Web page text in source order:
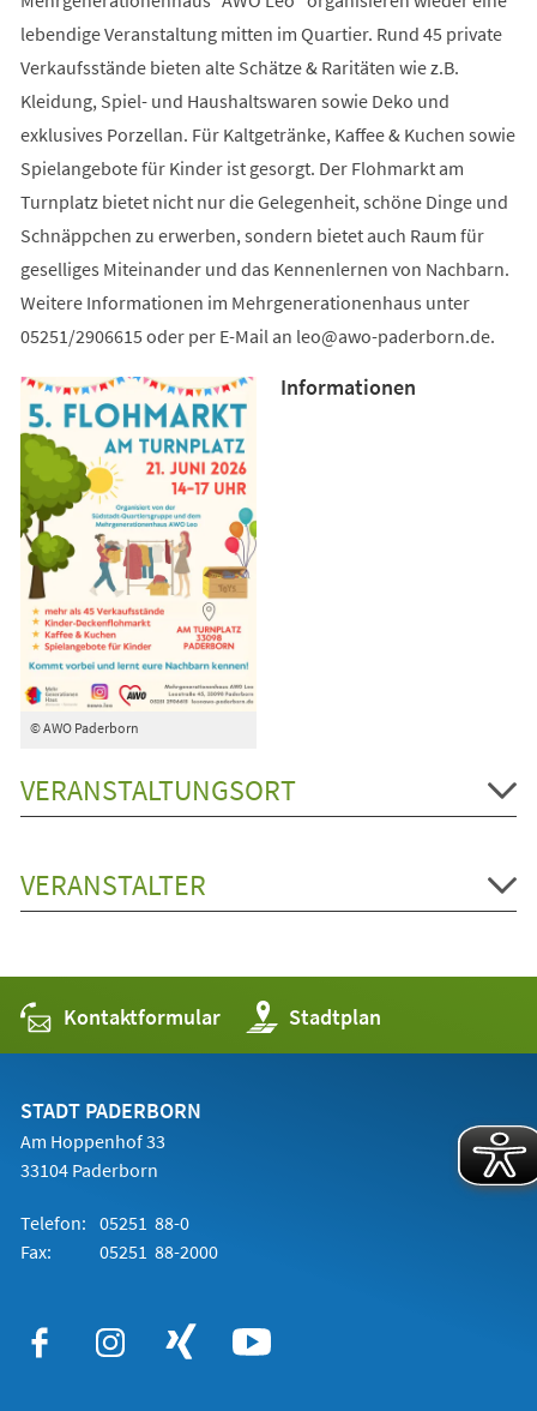
lebendige Veranstaltung mitten im Quartier. Rund 45 private
Verkaufsstände bieten alte Schätze & Raritäten wie z.B.
Kleidung, Spiel- und Haushaltswaren sowie Deko und
exklusives Porzellan. Für Kaltgetränke, Kaffee & Kuchen sowie
Spielangebote für Kinder ist gesorgt. Der Flohmarkt am
Turnplatz bietet nicht nur die Gelegenheit, schöne Dinge und
Schnäppchen zu erwerben, sondern bietet auch Raum für
geselliges Miteinander und das Kennenlernen von Nachbarn.
Weitere Informationen im Mehrgenerationenhaus unter
05251/2906615 oder per E-Mail an leo awo-paderborn de.
© AWO Paderborn
Informationen
VERANSTALTUNGSORT
VERANSTALTER
Kontaktformular Stadtplan
(Öffnet
in
einem
STADT PADERBORN
Am Hoppenhof 33
33104 Paderborn
Telefon: 05251 88-0
Fax:
05251 88-2000